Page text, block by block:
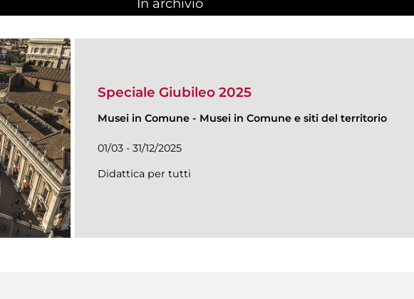
In archivio
Speciale Giubileo 2025
Musei in Comune - Musei in Comune e siti del territorio
01/03 - 31/12/2025
Didattica per tutti